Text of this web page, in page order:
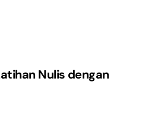
Nulis dengan